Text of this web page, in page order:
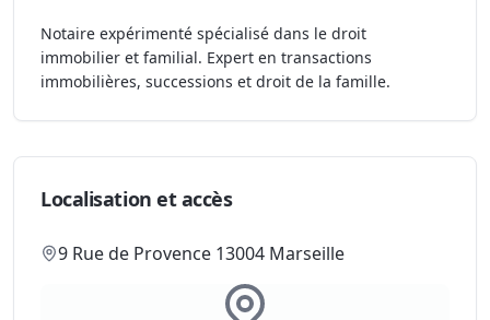
Notaire expérimenté spécialisé dans le droit
immobilier et familial. Expert en transactions
immobilières, successions et droit de la famille.
Localisation et accès
9 Rue de Provence 13004 Marseille